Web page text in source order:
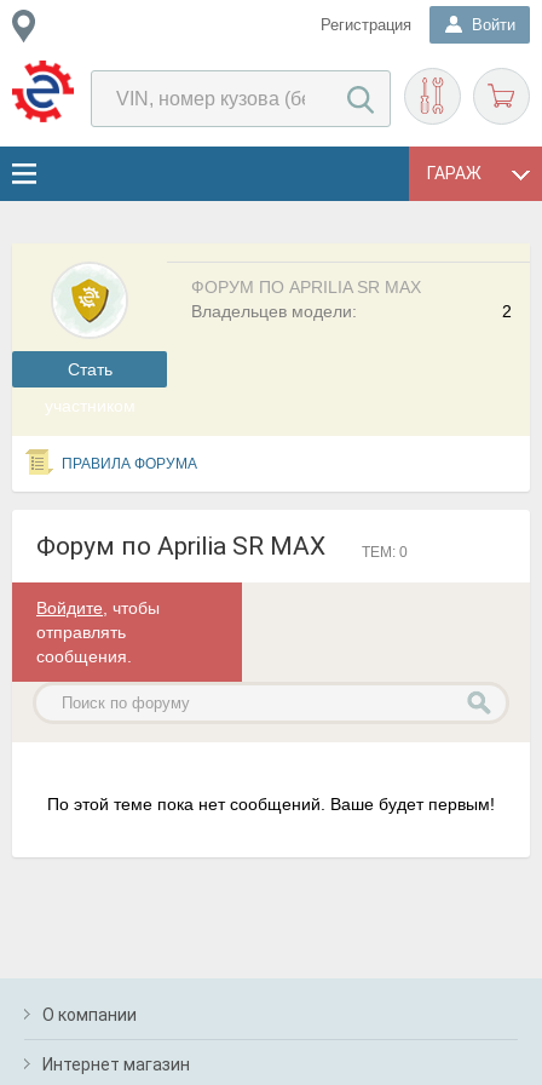
Регистрация Войти
ГАРАЖ
Cтать
участником
ФОРУМ ПО APRILIA SR MAX
2
Владельцев модели:
ПРАВИЛА ФОРУМА
Форум по Aprilia SR MAX ТЕМ: 0
Войдите , чтобы
отправлять
сообщения.
По этой теме пока нет сообщений. Ваше будет первым!
О компании
Интернет магазин